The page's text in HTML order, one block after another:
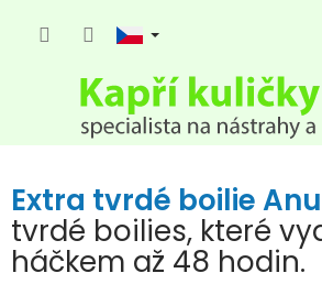
Extra tvrdé boilie
tvrdé boilies, které
háčkem až 48 hodin.